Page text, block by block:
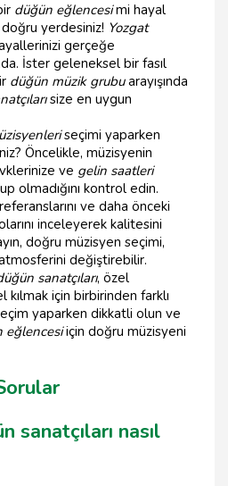
düğün eğlencesimi hayal
yerdesiniz! Yozgat
gerçeğe
İster geleneksel bir fasıl
düğün müzik grubuarayışında
size en uygun
seçimi yaparken
Öncelikle, müzisyenin
ve gelin saatleri
olmadığını kontrol edin.
ve daha önceki
inceleyerek kalitesini
doğru müzisyen seçimi,
değiştirebilir.
sanatçıları, özel
kılmak için birbirinden farklı
yaparken dikkatli olun ve
eğlencesiiçin doğru müzisyeni
sanatçıları nasıl